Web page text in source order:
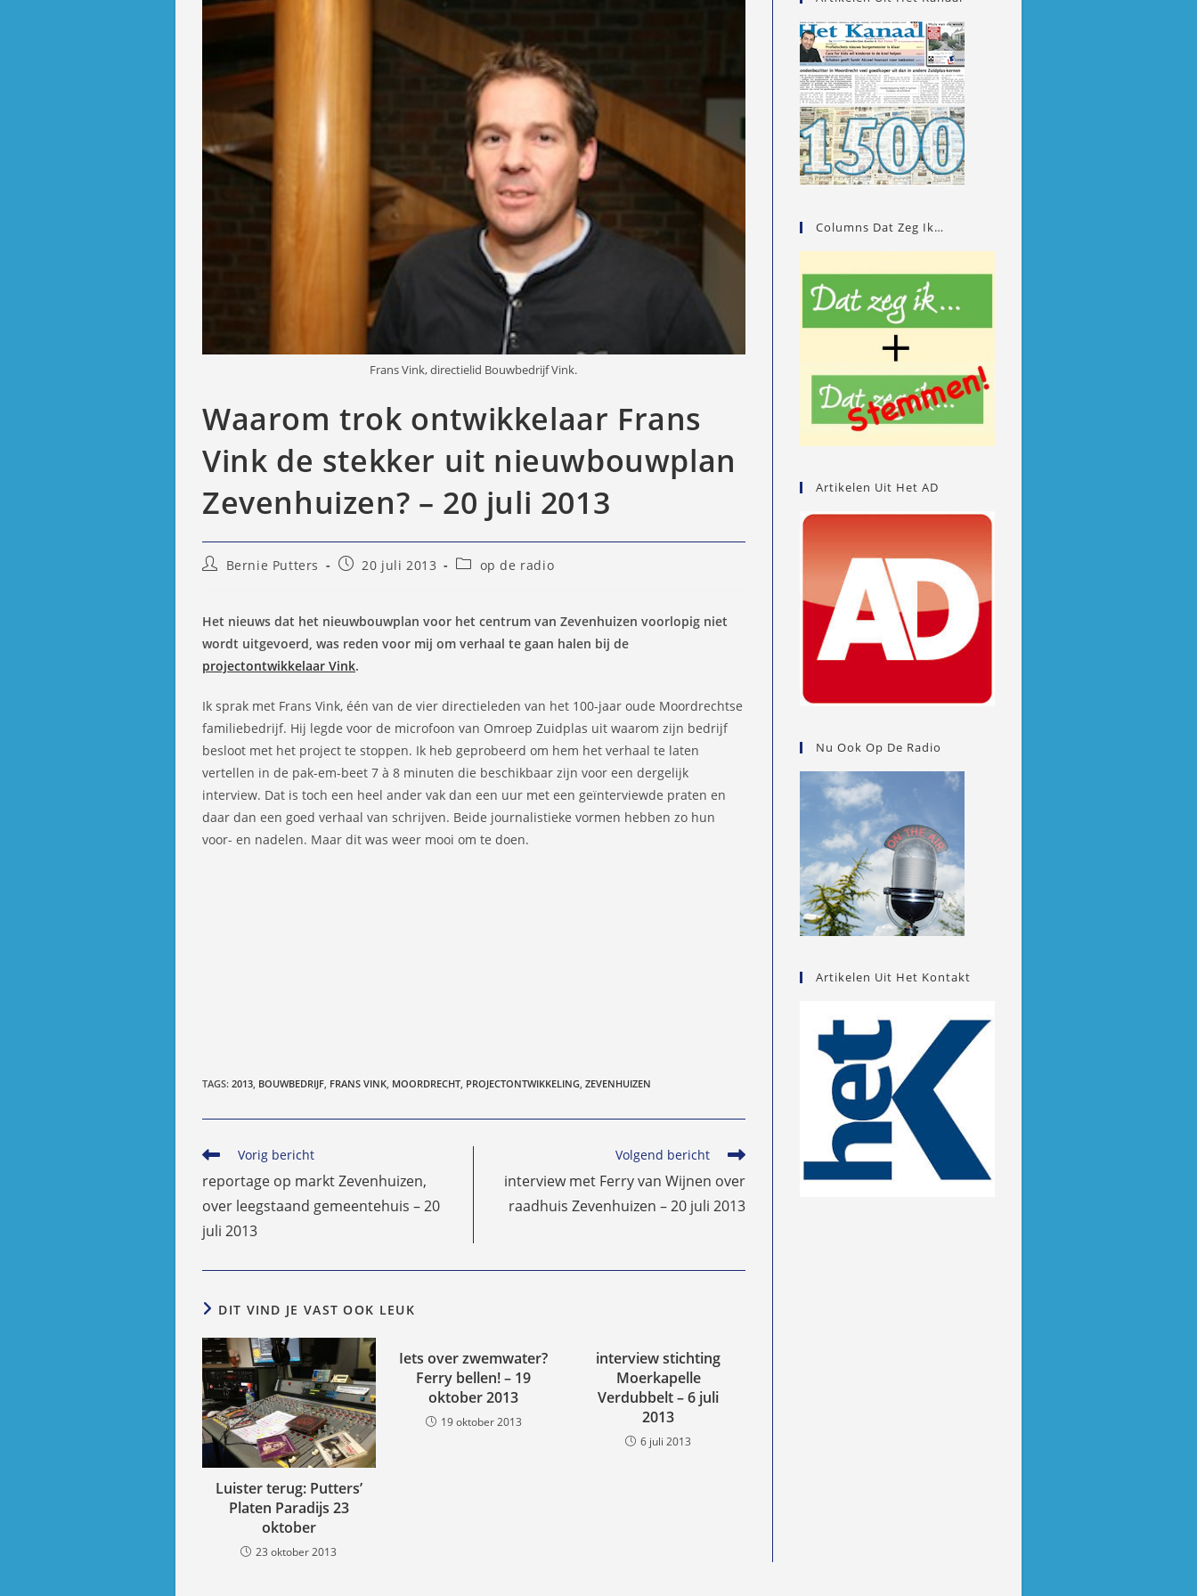
Frans Vink, directielid Bouwbedrijf Vink.
Waarom trok ontwikkelaar Frans
Vink de stekker uit nieuwbouwplan
Zevenhuizen? – 20 juli 2013
BerichtBernie Putters
Bericht20 juli 2013 Berichtcategorie:
op de radio
Het nieuws dat het nieuwbouwplan voor het centrum van Zevenhuizen voorlopig niet
wordt uitgevoerd, was reden voor mij om verhaal te gaan halen bij de
projectontwikkelaar Vink.
Ik sprak met Frans Vink, één van de vier directieleden van het 100-jaar oude Moordrechtse
familiebedrijf. Hij legde voor de microfoon van Omroep Zuidplas uit waarom zijn bedrijf
besloot met het project te stoppen. Ik heb geprobeerd om hem het verhaal te laten
vertellen in de pak-em-beet 7 à 8 minuten die beschikbaar zijn voor een dergelijk
interview. Dat is toch een heel ander vak dan een uur met een geïnterviewde praten en
daar dan een goed verhaal van schrijven. Beide journalistieke vormen hebben zo hun
voor- en nadelen. Maar dit was weer mooi om te doen.
TAGS: 2013, BOUWBEDRIJF, FRANS VINK, MOORDRECHT, PROJECTONTWIKKELING, ZEVENHUIZEN
Lees
artikelen
Vorig bericht
reportage op markt Zevenhuizen,
over leegstaand gemeentehuis – 20
juli 2013
Volgend bericht
interview met Ferry van Wijnen over
raadhuis Zevenhuizen – 20 juli 2013
DIT VIND JE VAST OOK LEUK
Luister terug: Putters’
Platen Paradijs 23
oktober
23 oktober 2013
Iets over zwemwater?
Ferry bellen! – 19
oktober 2013
19 oktober 2013
interview stichting
Moerkapelle
Verdubbelt – 6 juli
2013
6 juli 2013
Columns Dat Zeg Ik…
Artikelen Uit Het AD
Nu Ook Op De Radio
Artikelen Uit Het Kontakt